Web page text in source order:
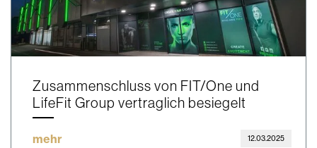
Zusammenschluss von FIT/One und
LifeFit Group vertraglich besiegelt
mehr 12.03.2025